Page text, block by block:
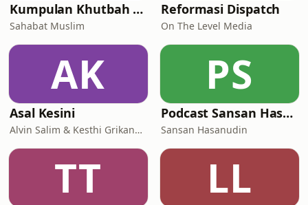
Kumpulan Khutbah Jum'at Pilihan Dakwah Sunnah
Sahabat Muslim
Reformasi Dispatch
On The Level Media
AK
Asal Kesini
Alvin Salim & Kesthi Grikanandini
PS
Podcast Sansan Hasanudin
Sansan Hasanudin
TT LL